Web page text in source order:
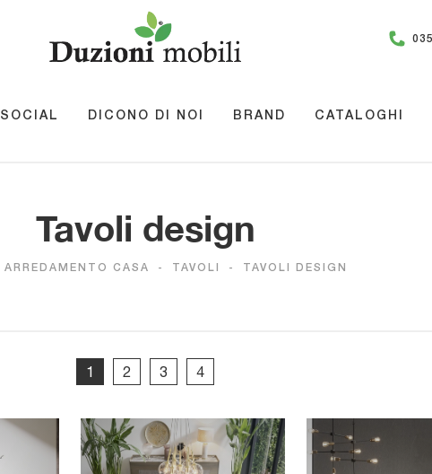
SOCIAL DICONO DI NOI BRAND CATALOGHI
Tavoli design
ARREDAMENTO CASA - TAVOLI - TAVOLI DESIGN
1 2 3 4